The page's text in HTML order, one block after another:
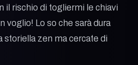
il rischio di togliermi le chiavi
voglio! Lo so che sarà dura
storiella zen ma cercate di